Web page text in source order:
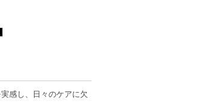
感し、日々のケアに欠